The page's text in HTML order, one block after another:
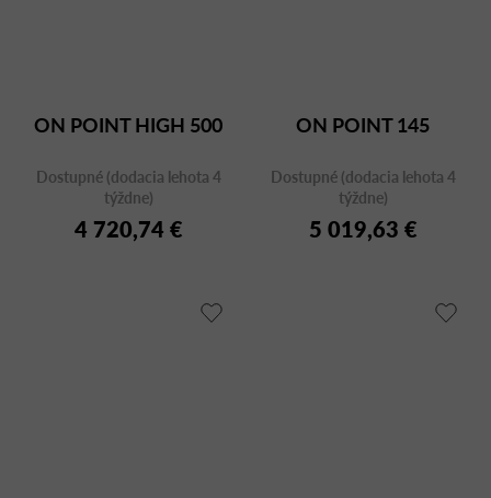
ON POINT HIGH 500
Dostupné (dodacia lehota 4
týždne)
4 720,74 €
ON POINT 145
Dostupné (dodacia lehota 4
týždne)
5 019,63 €